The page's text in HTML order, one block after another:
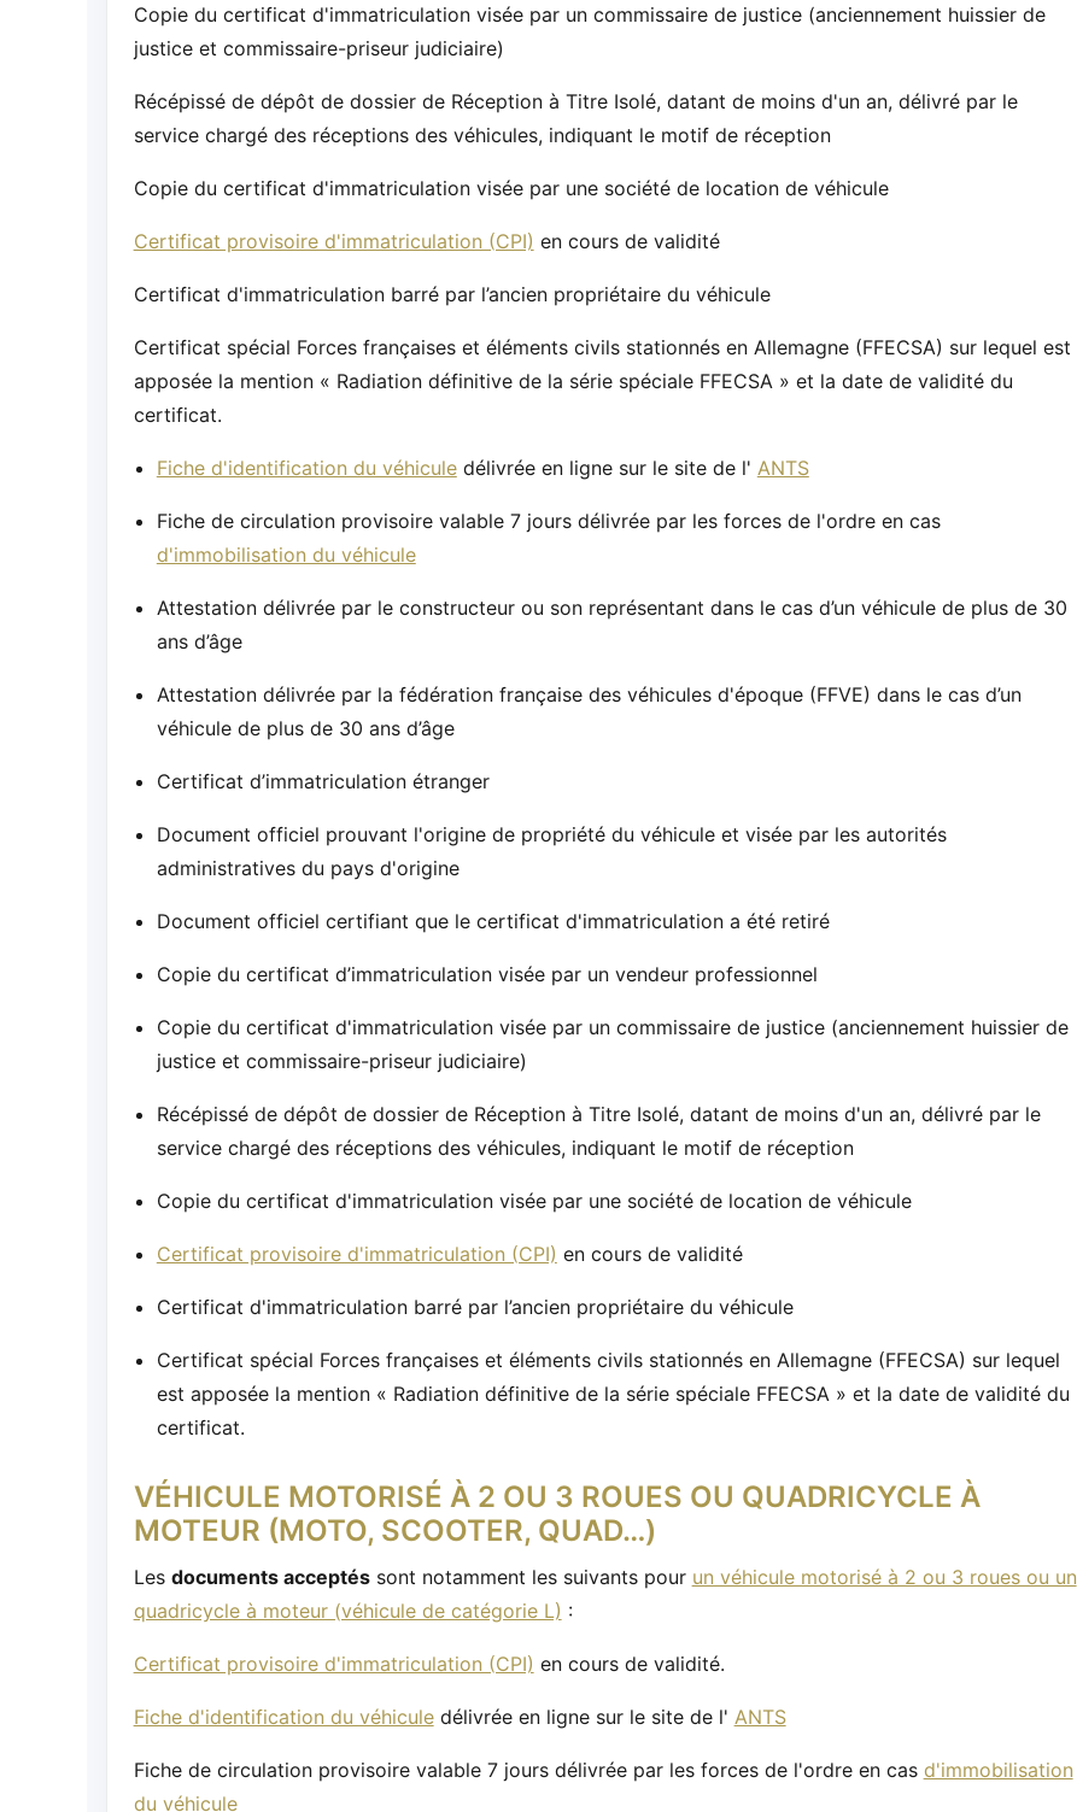
Copie du certificat d'immatriculation visée par un commissaire de justice (anciennement huissier de
justice et commissaire-priseur judiciaire)
Récépissé de dépôt de dossier de Réception à Titre Isolé, datant de moins d'un an, délivré par le
service chargé des réceptions des véhicules, indiquant le motif de réception
Copie du certificat d'immatriculation visée par une société de location de véhicule
Certificat provisoire d'immatriculation (CPI) en cours de validité
Certificat d'immatriculation barré par l’ancien propriétaire du véhicule
Certificat spécial Forces françaises et éléments civils stationnés en Allemagne (FFECSA) sur lequel est
apposée la mention « Radiation définitive de la série spéciale FFECSA » et la date de validité du
certificat.
Fiche d'identification du véhiculedélivrée en ligne sur le site de l' ANTS
Fiche de circulation provisoire valable 7 jours délivrée par les forces de l'ordre en cas
d'immobilisation du véhicule
Attestation délivrée par le constructeur ou son représentant dans le cas d’un véhicule de plus de 30
ans d’âge
Attestation délivrée par la fédération française des véhicules d'époque (FFVE) dans le cas d’un
véhicule de plus de 30 ans d’âge
Certificat d’immatriculation étranger
Document officiel prouvant l'origine de propriété du véhicule et visée par les autorités
administratives du pays d'origine
Document officiel certifiant que le certificat d'immatriculation a été retiré
Copie du certificat d’immatriculation visée par un vendeur professionnel
Copie du certificat d'immatriculation visée par un commissaire de justice (anciennement huissier de
justice et commissaire-priseur judiciaire)
Récépissé de dépôt de dossier de Réception à Titre Isolé, datant de moins d'un an, délivré par le
service chargé des réceptions des véhicules, indiquant le motif de réception
Copie du certificat d'immatriculation visée par une société de location de véhicule
Certificat provisoire d'immatriculation (CPI) en cours de validité
Certificat d'immatriculation barré par l’ancien propriétaire du véhicule
Certificat spécial Forces françaises et éléments civils stationnés en Allemagne (FFECSA) sur lequel
est apposée la mention « Radiation définitive de la série spéciale FFECSA » et la date de validité du
certificat.
VÉHICULE MOTORISÉ À 2 OU 3 ROUES OU QUADRICYCLE À
MOTEUR (MOTO, SCOOTER, QUAD…)
Les documents acceptéssont notamment les suivants pour un véhicule motorisé à 2 ou 3 roues ou un
quadricycle à moteur (véhicule de catégorie L) :
Certificat provisoire d'immatriculation (CPI) en cours de validité.
Fiche d'identification du véhiculedélivrée en ligne sur le site de l' ANTS
Fiche de circulation provisoire valable 7 jours délivrée par les forces de l'ordre en cas d'immobilisation
du véhicule